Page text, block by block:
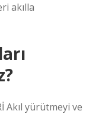
akılla
Akıl yürütmeyi ve